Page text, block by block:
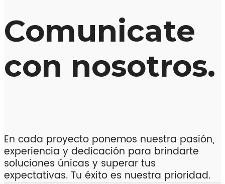
Comunicate
con nosotros.
En cada proyecto ponemos nuestra pasión,
experiencia y dedicación para brindarte
soluciones únicas y superar tus
expectativas. Tu éxito es nuestra prioridad.